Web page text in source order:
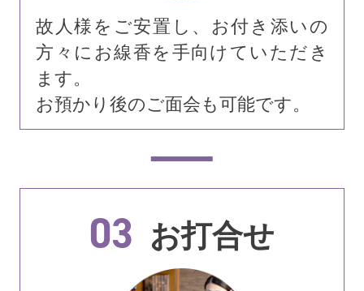
故人様をご安置し、お付き添いの
方々にお線香を手向けていただき
ます。
お預かり後のご面会も可能です。
03 お打合せ